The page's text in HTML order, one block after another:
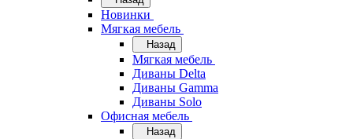
Новинки
Мягкая мебель
Назад
Мягкая мебель
Диваны Delta
Диваны Gamma
Диваны Solo
Офисная мебель
Назад